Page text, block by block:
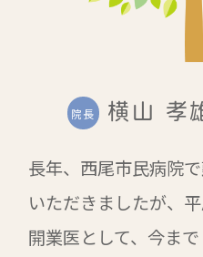
院長 横山 孝
長年、西尾市民病院
いただきましたが、
開業医として、今ま